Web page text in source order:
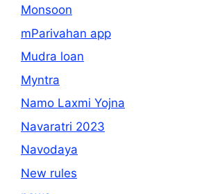
Monsoon
mParivahan app
Mudra loan
Myntra
Namo Laxmi Yojna
Navaratri 2023
Navodaya
New rules